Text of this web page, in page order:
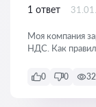
1 ответ
Моя компания
НДС. Как
0 0